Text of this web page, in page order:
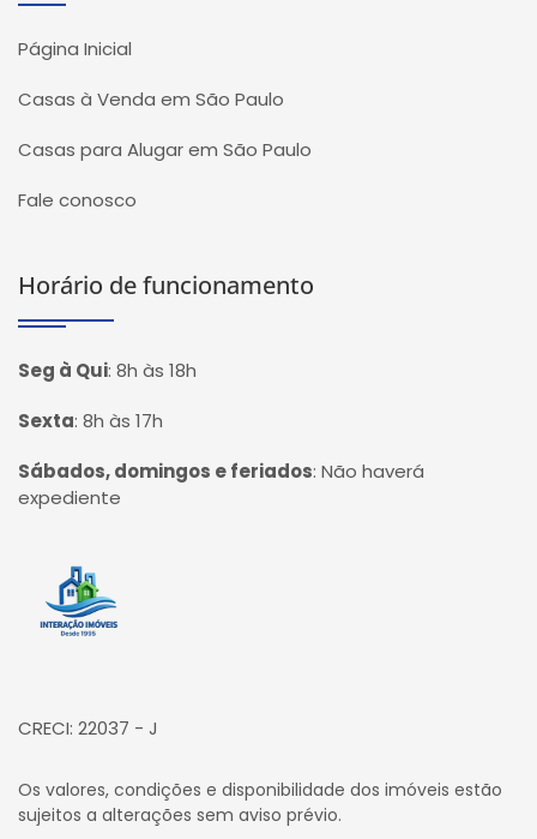
Página Inicial
Casas à Venda em São Paulo
Casas para Alugar em São Paulo
Fale conosco
Horário de funcionamento
Seg à Qui: 8h às 18h
Sexta: 8h às 17h
Sábados, domingos e feriados: Não haverá
expediente
Página inicial
CRECI: 22037 - J
Os valores, condições e disponibilidade dos imóveis estão
sujeitos a alterações sem aviso prévio.